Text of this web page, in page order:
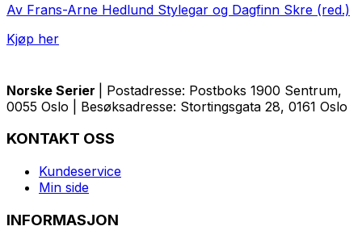
Av Frans-Arne Hedlund Stylegar og Dagfinn Skre (red.)
Kjøp her
Norske Serier
| Postadresse: Postboks 1900 Sentrum,
0055 Oslo | Besøksadresse: Stortingsgata 28, 0161 Oslo
KONTAKT OSS
Kundeservice
Min side
INFORMASJON